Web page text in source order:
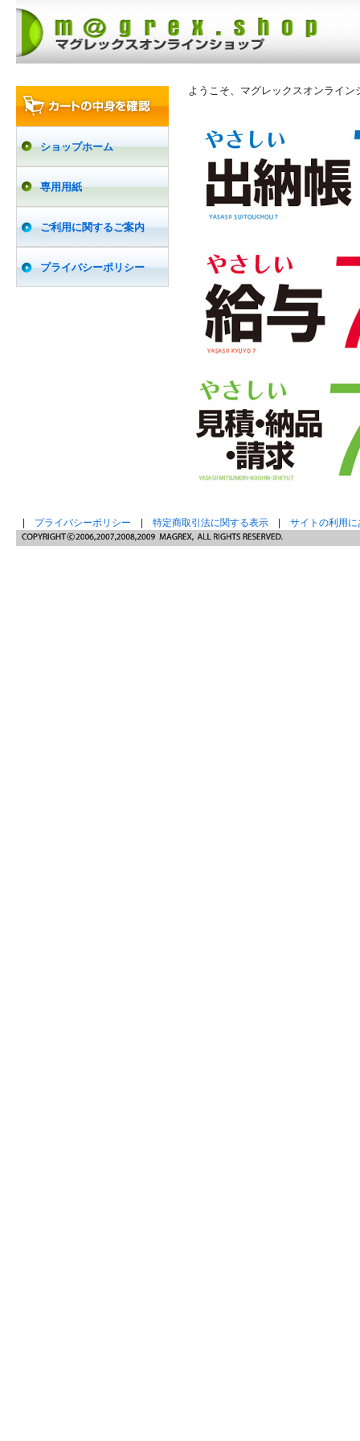
ショップホーム
専用用紙
ご利用に関するご案内
プライバシーポリシー
ようこそ、マグレックスオンライン
プライバシーポリシー 特定商取引法に関する表示 サイトの利用に